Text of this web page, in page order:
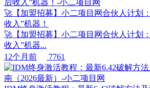
🚀【加盟招募】小二项目网合伙人计划
收入”机器！
🚀【加盟招募】小二项目网合伙人计划
收入”机器...
12个月前
7761